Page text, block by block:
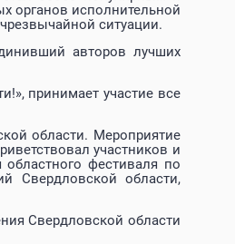
органов исполнительной
ситуации.
авторов лучших
принимает участие все
области. Мероприятие
участников и
фестиваля по
Свердловской области,
Свердловской области